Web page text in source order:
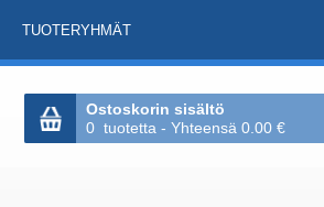
TUOTERYHMÄT
Ostoskorin sisältö
0 tuotetta - Yhteensä 0.00 €